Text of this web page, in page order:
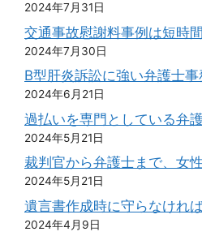
2024年7月31日
交通事故慰謝料事例は短時
2024年7月30日
B型肝炎訴訟に強い弁護士
2024年6月21日
過払いを専門としている弁
2024年5月21日
裁判官から弁護士まで、女
2024年5月21日
遺言書作成時に守らなけれ
2024年4月9日